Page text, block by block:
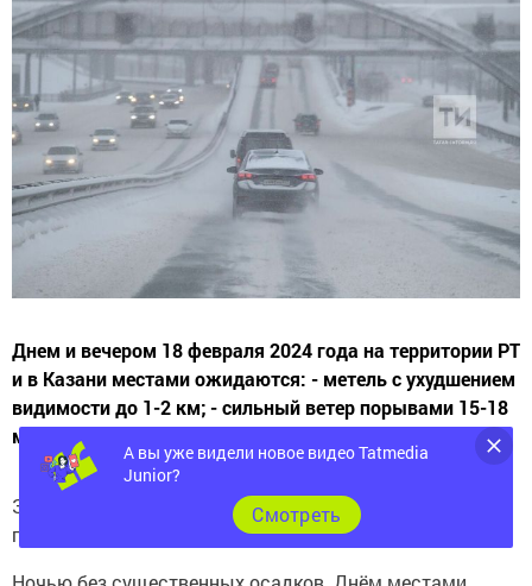
Днем и вечером 18 февраля 2024 года на территории РТ
и в Казани местами ожидаются: - метель с ухудшением
видимости до 1-2 км; - сильный ветер порывами 15-18
м/с.
Завтра, 18 февраля ожидается облачная с
прояснениями погода.
А вы уже видели новое видео Tatmedia
Junior?
Cмотреть